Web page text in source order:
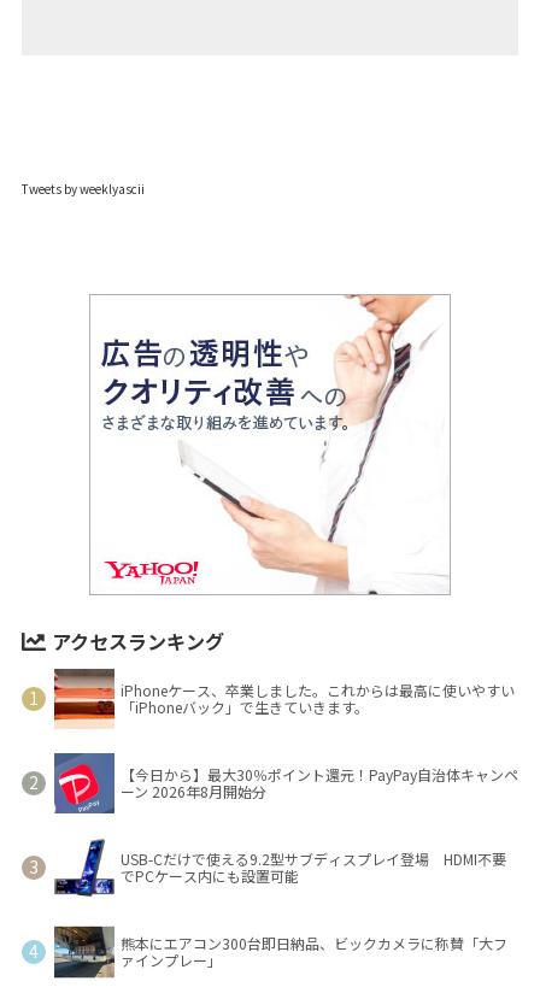
Tweets by weeklyascii
アクセスランキング
iPhoneケース、卒業しました。これからは最高に使いやすい
「iPhoneバック」で生きていきます。
【今日から】最大30％ポイント還元！PayPay自治体キャンペ
ーン 2026年8月開始分
USB-Cだけで使える9.2型サブディスプレイ登場 HDMI不要
でPCケース内にも設置可能
熊本にエアコン300台即日納品、ビックカメラに称賛「大フ
ァインプレー」